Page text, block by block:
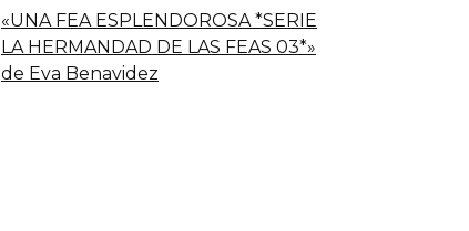
«UNA FEA ESPLENDOROSA *SERIE
LA HERMANDAD DE LAS FEAS 03*»
de Eva Benavidez